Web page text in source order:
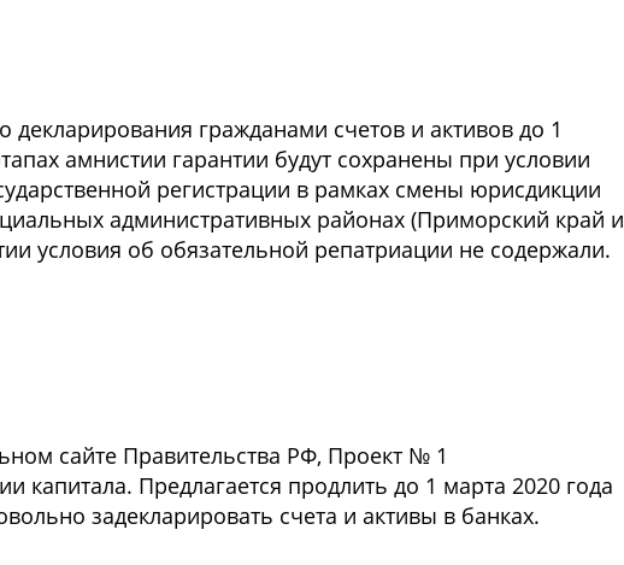
гражданами счетов и активов до 1
амнистии гарантии будут сохранены при условии
регистрации в рамках смены юрисдикции
административных районах (Приморский край и
условия об обязательной репатриации не содержали.
сайте Правительства РФ, Проект № 1
капитала. Предлагается продлить до 1 марта 2020 года
задекларировать счета и активы в банках.